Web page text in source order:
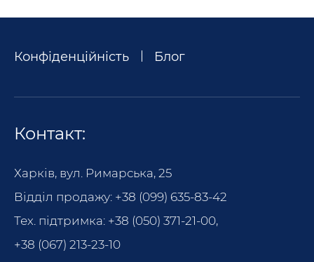
Контакт:
Харків, вул. Римарська, 25
Відділ продажу: +38 (099) 635-83-42
Тех. підтримка: +38 (050) 371-21-00,
+38 (067) 213-23-10
Конфіденційність Блог